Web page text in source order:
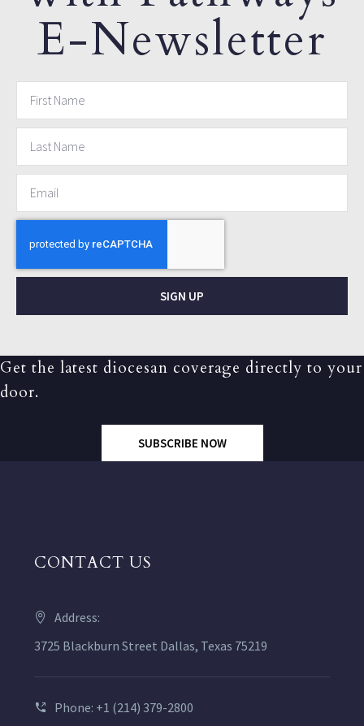
E-Newsletter
SIGN UP
Get the latest diocesan coverage directly to your
door.
SUBSCRIBE NOW
CONTACT US
Address:
3725 Blackburn Street Dallas, Texas 75219
Phone: +1 (214) 379-2800